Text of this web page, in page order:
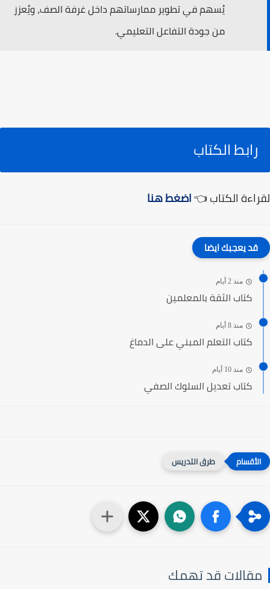
يُسهم في تطوير ممارساتهم داخل غرفة الصف، ويُعزز
من جودة التفاعل التعليمي.
رابط الكتاب
لقراءة الكتاب 👈اضغط هنا
قد يعجبك ايضا
منذ 2 أيام
كتاب الثقة بالمعلمين
منذ 8 أيام
كتاب التعلم المبني على الدماغ
منذ 10 أيام
كتاب تعديل السلوك الصفي
طرق التدريس
مقالات قد تهمك